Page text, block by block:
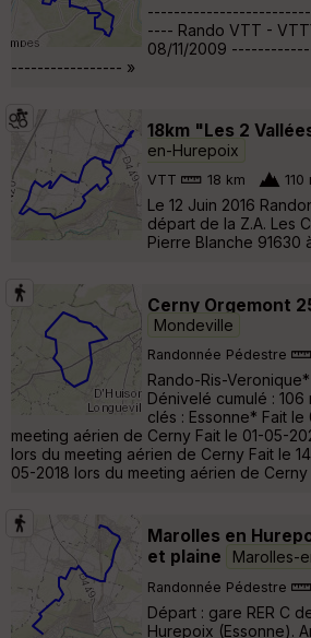
---- Rando VTT -
08/11/2009
----------------- »
18km "Les 2
en-Hurepoix
VTT 18 km 110
Le 12 Juin 2016
départ de la Z.A. Les
Pierre Blanche 91630
Cerny Orgemont
Mondeville
Randonnée Pédestre
Rando-Ris-
Dénivelé cumulé : 106
clés : Essonne* Fait
meeting aérien de Cerny Fait le 01-05-
lors du meeting aérien de Cerny Fait le
05-2018 lors du meeting aérien de
Marolles en
et plaine
Marolles-
Randonnée Pédestre
Départ : gare RER C
Hurepoix (Essonne).